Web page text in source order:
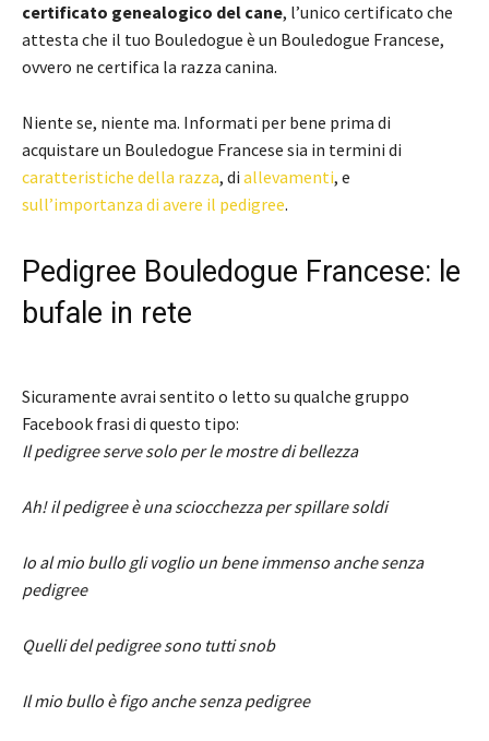
certificato genealogico del cane, l’unico certificato che
attesta che il tuo Bouledogue è un Bouledogue Francese,
ovvero ne certifica la razza canina.
Niente se, niente ma. Informati per bene prima di
acquistare un Bouledogue Francese sia in termini di
caratteristiche della razza, di allevamenti, e
sull’importanza di avere il pedigree.
Pedigree Bouledogue Francese: le
bufale in rete
Sicuramente avrai sentito o letto su qualche gruppo
Facebook frasi di questo tipo:
Il pedigree serve solo per le mostre di bellezza
Ah! il pedigree è una sciocchezza per spillare soldi
Io al mio bullo gli voglio un bene immenso anche senza
pedigree
Quelli del pedigree sono tutti snob
Il mio bullo è figo anche senza pedigree